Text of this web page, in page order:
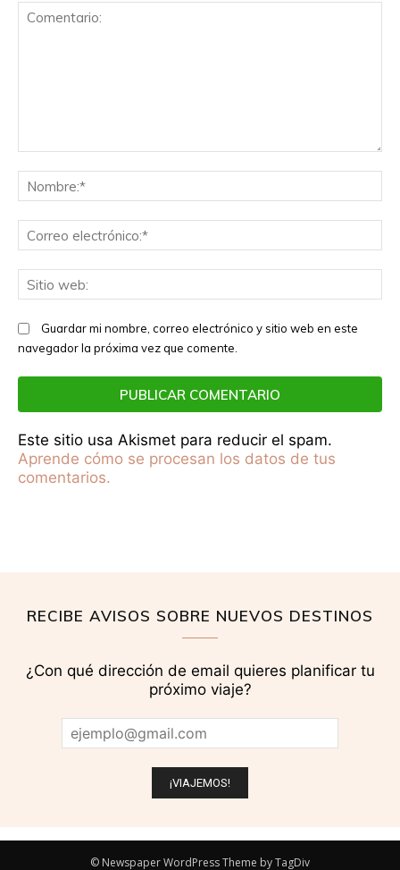
Guardar mi nombre, correo electrónico y sitio web en este
navegador la próxima vez que comente.
Este sitio usa Akismet para reducir el spam.
Aprende cómo se procesan los datos de tus
comentarios.
RECIBE AVISOS SOBRE NUEVOS DESTINOS
¿Con qué dirección de email quieres planificar tu
próximo viaje?
© Newspaper WordPress Theme by TagDiv